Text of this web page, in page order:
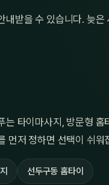
내받을 수 있습니다. 늦은
는 타이마사지, 방문형 홈
먼저 정하면 선택이 쉬워
선두구동 홈타이